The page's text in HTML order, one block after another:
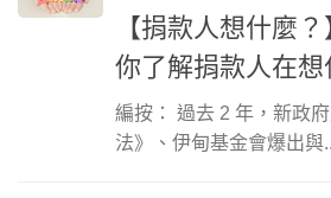
【捐款人想什麼
你了解捐款人在想
編按： 過去 2 年，新政
法》、伊甸基金會爆出與